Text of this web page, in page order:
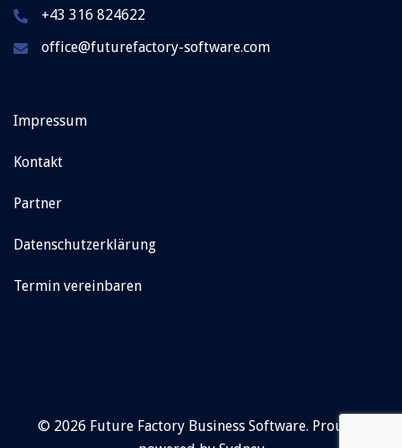
+43 316 824622
office@futurefactory-software.com
Impressum
Kontakt
Partner
Datenschutzerklärung
Termin vereinbaren
© 2026 Future Factory Business Software. Proudly